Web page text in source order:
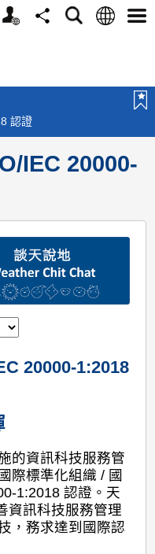
個
分
搜
語
選
認證
IEC 20000-
20000-1:2018
的資訊科技服務管
際標準化組織 / 國
1:2018 認證。天
資訊科技服務管理
，務求達到國際認